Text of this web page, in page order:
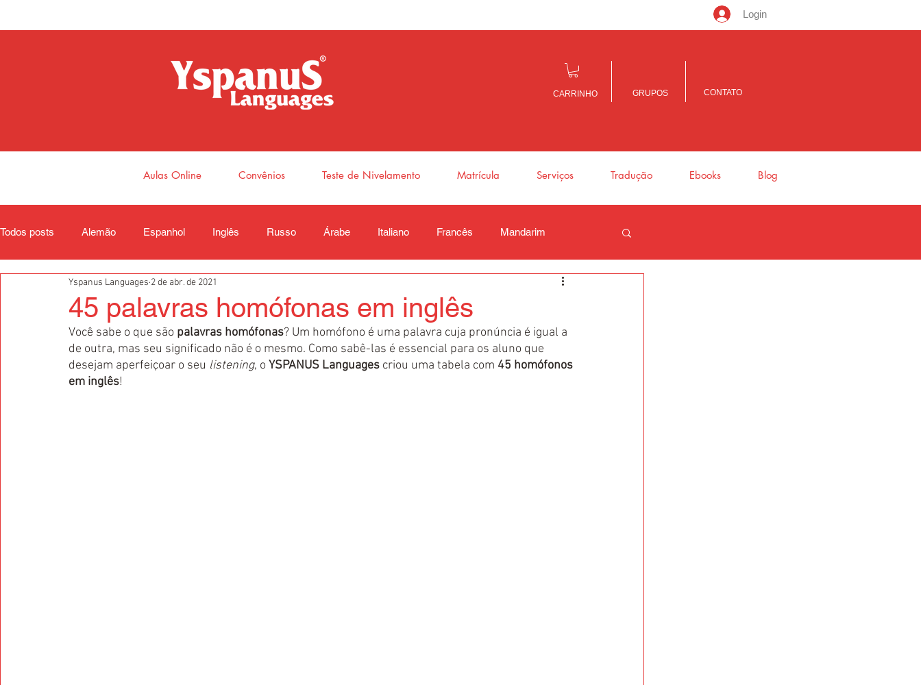
Login
CARRINHO GRUPOS CONTATO
Aulas Online Convênios Teste de Nivelamento Matrícula Serviços Tradução Ebooks Blog
Todos posts Alemão Espanhol Inglês Russo Árabe Italiano Francês Mandarim
45 palavras homófonas em inglês
Yspanus Languages 2 de abr. de 2021
Você sabe o que são palavras homófonas? Um homófono é uma palavra cuja pronúncia é igual a
de outra, mas seu significado não é o mesmo. Como sabê-las é essencial para os aluno que
desejam aperfeiçoar o seu listening, o YSPANUS Languages criou uma tabela com 45 homófonos
em inglês!